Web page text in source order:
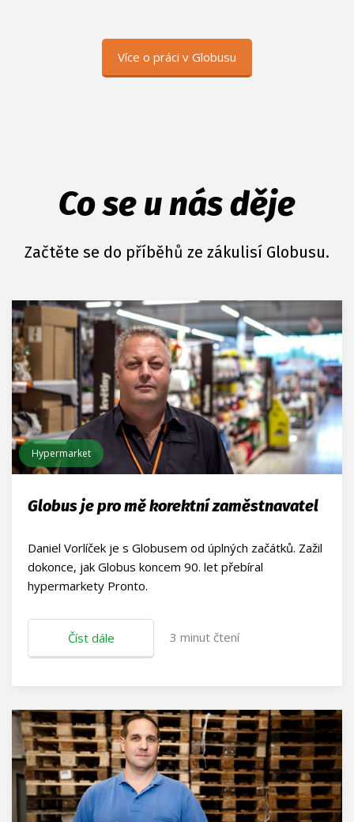
Více o práci v Globusu
Co se u nás děje
Začtěte se do příběhů ze zákulisí Globusu.
Hypermarket
Globus je pro mě korektní zaměstnavatel
Daniel Vorlíček je s Globusem od úplných začátků. Zažil
dokonce, jak Globus koncem 90. let přebíral
hypermarkety Pronto.
Číst dále 3 minut čtení